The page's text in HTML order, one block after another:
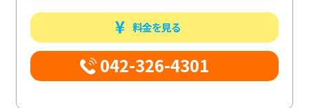
料金を見る
042-326-4301